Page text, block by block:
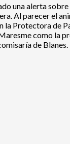
alerta sobre
Al parecer el
Protectora de
como la
de Blanes.